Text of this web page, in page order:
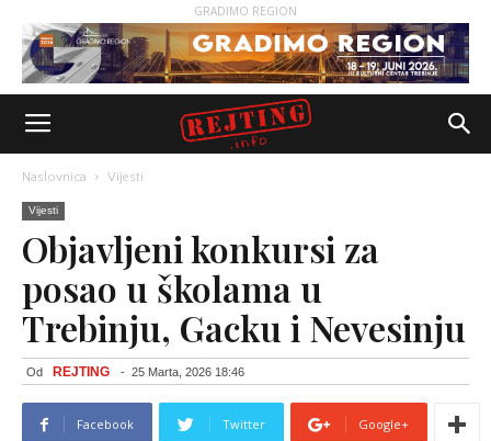
GRADIMO REGION
Naslovnica Vijesti
Vijesti
Objavljeni konkursi za
posao u školama u
Trebinju, Gacku i Nevesinju
Od REJTING - 25 Marta, 2026 18:46
Facebook Twitter Google+